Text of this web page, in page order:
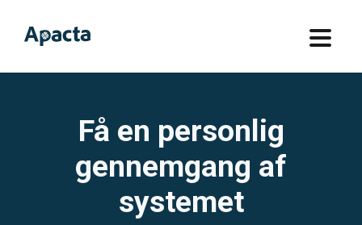
Få en personlig
gennemgang af
systemet